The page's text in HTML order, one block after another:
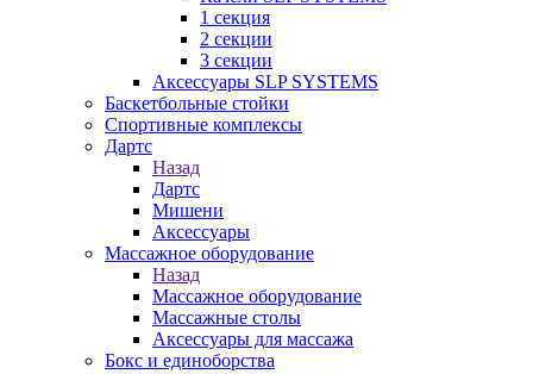
1 секция
2 секции
3 секции
Аксессуары SLP SYSTEMS
Баскетбольные стойки
Спортивные комплексы
Дартс
Назад
Дартс
Мишени
Аксессуары
Массажное оборудование
Назад
Массажное оборудование
Массажные столы
Аксессуары для массажа
Бокс и единоборства